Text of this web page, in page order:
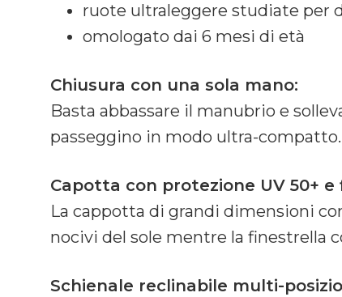
ruote ultraleggere studiate per
omologato dai 6 mesi di età
Chiusura con una sola mano:
Basta abbassare il manubrio e
passeggino in modo ultra-compatto.
Capotta con protezione UV 50+
La cappotta di grandi dimensioni
nocivi del sole mentre la finestrella
Schienale reclinabile multi-